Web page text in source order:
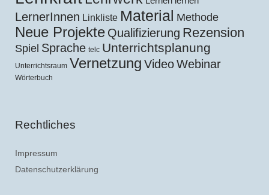
LernerInnen Linkliste Material Methode
Neue Projekte Qualifizierung Rezension
Spiel Sprache telc Unterrichtsplanung
Unterrichtsraum Vernetzung VideoWebinar
Wörterbuch
Rechtliches
Impressum
Datenschutzerklärung